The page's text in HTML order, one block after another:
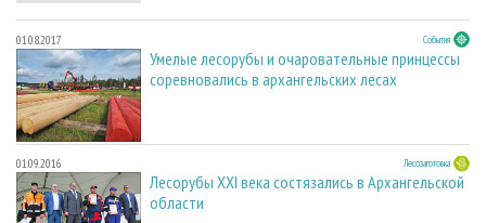
01.08.2017 События
Умелые лесорубы и очаровательные принцессы
соревновались в архангельских лесах
01.09.2016 Лесозаготовка
Лесорубы XXI века состязались в Архангельской
области